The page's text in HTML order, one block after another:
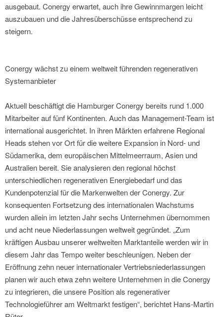
ausgebaut. Conergy erwartet, auch ihre Gewinnmargen leicht
auszubauen und die Jahresüberschüsse entsprechend zu
steigern.
Conergy wächst zu einem weltweit führenden regenerativen
Systemanbieter
Aktuell beschäftigt die Hamburger Conergy bereits rund 1.000
Mitarbeiter auf fünf Kontinenten. Auch das Management-Team ist
international ausgerichtet. In ihren Märkten erfahrene Regional
Heads stehen vor Ort für die weitere Expansion in Nord- und
Südamerika, dem europäischen Mittelmeerraum, Asien und
Australien bereit. Sie analysieren den regional höchst
unterschiedlichen regenerativen Energiebedarf und das
Kundenpotenzial für die Markenwelten der Conergy. Zur
konsequenten Fortsetzung des internationalen Wachstums
wurden allein im letzten Jahr sechs Unternehmen übernommen
und acht neue Niederlassungen weltweit gegründet. „Zum
kräftigen Ausbau unserer weltweiten Marktanteile werden wir in
diesem Jahr das Tempo weiter beschleunigen. Neben der
Eröffnung zehn neuer internationaler Vertriebsniederlassungen
planen wir auch etwa zehn weitere Unternehmen in die Conergy
zu integrieren, die unsere Position als regenerativer
Technologieführer am Weltmarkt festigen“, berichtet Hans-Martin